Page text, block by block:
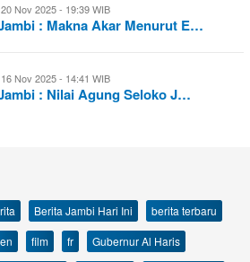
20 Nov 2025 - 19:39 WIB
: Makna Akar Menurut E…
16 Nov 2025 - 14:41 WIB
: Nilai Agung Seloko J…
Berita Jambi Hari Ini
berita terbaru
en film fr
Gubernur Al Haris